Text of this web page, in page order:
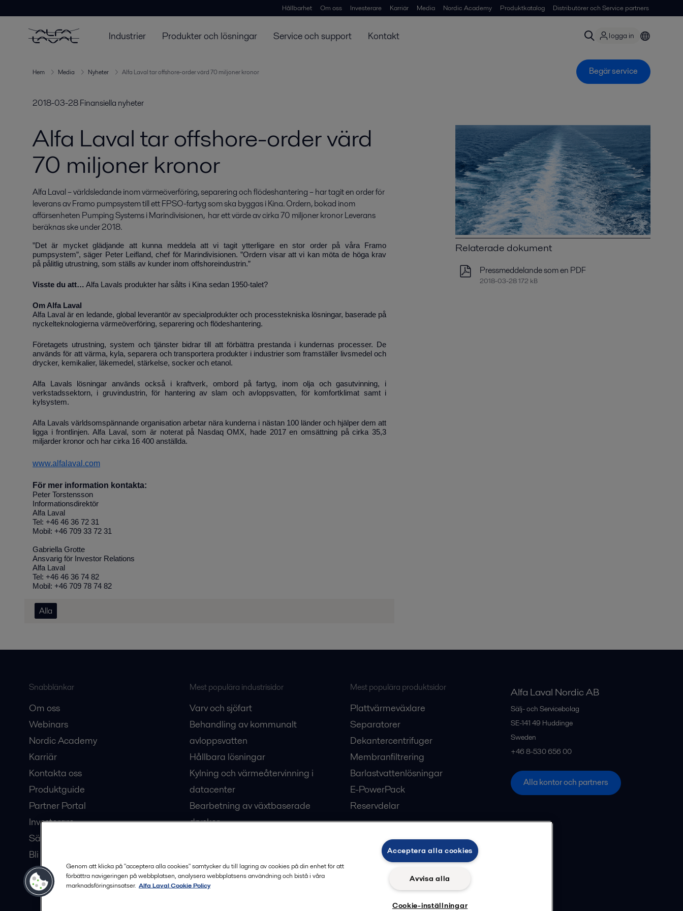
Hållbarhet Om oss Investerare Karriär Media Nordic Academy Produktkatalog Distributörer och Service partners
Industrier Produkter och lösningar Service och support Kontakt logga in
Hem Media Nyheter Alfa Laval tar offshore-order värd 70 miljoner kronor Begär service
2018-03-28Finansiella nyheter
Alfa Laval tar offshore-order värd
70 miljoner kronor
Alfa Laval – världsledande inom värmeöverföring, separering och flödeshantering – har tagit en order för
leverans av Framo pumpsystem till ett FPSO-fartyg som ska byggas i Kina. Ordern, bokad inom
affärsenheten Pumping Systems i Marindivisionen,  har ett värde av cirka 70 miljoner kronor Leverans
beräknas ske under 2018.
”Det är mycket glädjande att kunna meddela att vi tagit ytterligare en stor order på våra Framo
pumpsystem”, säger Peter Leifland, chef för Marindivisionen. ”Ordern visar att vi kan möta de höga krav
på pålitlig utrustning, som ställs av kunder inom offshoreindustrin.”
Visste du att… Alfa Lavals produkter har sålts i Kina sedan 1950-talet?
Om Alfa Laval
Alfa Laval är en ledande, global leverantör av specialprodukter och processtekniska lösningar, baserade på
nyckelteknologierna värmeöverföring, separering och flödeshantering.
Företagets utrustning, system och tjänster bidrar till att förbättra prestanda i kundernas processer. De
används för att värma, kyla, separera och transportera produkter i industrier som framställer livsmedel och
drycker, kemikalier, läkemedel, stärkelse, socker och etanol.
Alfa Lavals lösningar används också i kraftverk, ombord på fartyg, inom olja och gasutvinning, i
verkstadssektorn, i gruvindustrin, för hantering av slam och avloppsvatten, för komfortklimat samt i
kylsystem.
Alfa Lavals världsomspännande organisation arbetar nära kunderna i nästan 100 länder och hjälper dem att
ligga i frontlinjen. Alfa Laval, som är noterat på Nasdaq OMX, hade 2017 en omsättning på cirka 35,3
miljarder kronor och har cirka 16 400 anställda.
www.alfalaval.com
För mer information kontakta:
Peter Torstensson
Informationsdirektör
Alfa Laval
Tel: +46 46 36 72 31
Mobil: +46 709 33 72 31
Gabriella Grotte
Ansvarig för Investor Relations
Alfa Laval
Tel: +46 46 36 74 82
Mobil: +46 709 78 74 82
Alla
Relaterade dokument
Pressmeddelande som en PDF
2018-03-28 172 kB
Snabblänkar
Om oss
Webinars
Nordic Academy
Karriär
Kontakta oss
Produktguide
Partner Portal
Investerare
Säkerhetsdatablad
Bli en partner
Mest populära industrisidor
Varv och sjöfart
Behandling av kommunalt
avloppsvatten
Hållbara lösningar
Kylning och värmeåtervinning i
datacenter
Bearbetning av växtbaserade
drycker
Mest populära produktsidor
Plattvärmeväxlare
Separatorer
Dekantercentrifuger
Membranfiltrering
Barlastvattenlösningar
E-PowerPack
Reservdelar
Alfa Laval Nordic AB
Sälj- och Servicebolag
SE-141 49 Huddinge
Sweden
+46 8-530 656 00
Alla kontor och partners
Genom att klicka på "acceptera alla cookies" samtycker du till lagring av cookies på din enhet för att
förbättra navigeringen på webbplatsen, analysera webbplatsens användning och bistå i våra
marknadsföringsinsatser. Alfa Laval Cookie Policy
Acceptera alla cookies
Avvisa alla
Cookie-inställningar